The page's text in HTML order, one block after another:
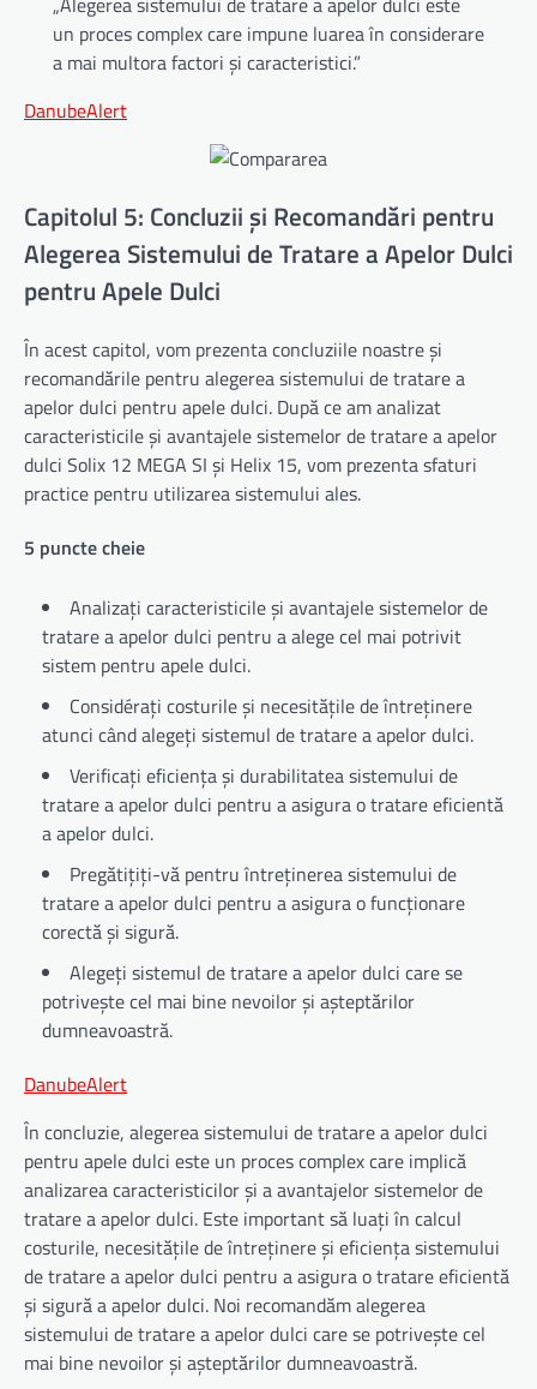
un proces complex care impune luarea în considerare
a mai multora factori și caracteristici.”
DanubeAlert
Capitolul 5: Concluzii și Recomandări pentru
Alegerea Sistemului de Tratare a Apelor Dulci
pentru Apele Dulci
În acest capitol, vom prezenta concluziile noastre și
recomandările pentru alegerea sistemului de tratare a
apelor dulci pentru apele dulci. După ce am analizat
caracteristicile și avantajele sistemelor de tratare a apelor
dulci Solix 12 MEGA SI și Helix 15, vom prezenta sfaturi
practice pentru utilizarea sistemului ales.
5 puncte cheie
Analizați caracteristicile și avantajele sistemelor de
tratare a apelor dulci pentru a alege cel mai potrivit
sistem pentru apele dulci.
Considérați costurile și necesitățile de întreținere
atunci când alegeți sistemul de tratare a apelor dulci.
Verificați eficiența și durabilitatea sistemului de
tratare a apelor dulci pentru a asigura o tratare eficientă
a apelor dulci.
Pregătițiți-vă pentru întreținerea sistemului de
tratare a apelor dulci pentru a asigura o funcționare
corectă și sigură.
Alegeți sistemul de tratare a apelor dulci care se
potrivește cel mai bine nevoilor și așteptărilor
dumneavoastră.
DanubeAlert
În concluzie, alegerea sistemului de tratare a apelor dulci
pentru apele dulci este un proces complex care implică
analizarea caracteristicilor și a avantajelor sistemelor de
tratare a apelor dulci. Este important să luați în calcul
costurile, necesitățile de întreținere și eficiența sistemului
de tratare a apelor dulci pentru a asigura o tratare eficientă
și sigură a apelor dulci. Noi recomandăm alegerea
sistemului de tratare a apelor dulci care se potrivește cel
mai bine nevoilor și așteptărilor dumneavoastră.